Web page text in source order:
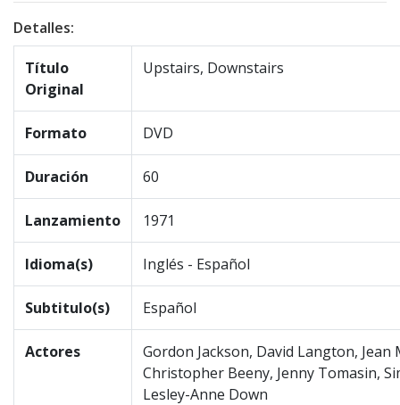
Detalles:
Título
Original
Upstairs, Downstairs
Formato DVD
Duración 60
Lanzamiento 1971
Idioma(s) Inglés - Español
Subtitulo(s) Español
Actores
Gordon Jackson, David Langton, Jean
Christopher Beeny, Jenny Tomasin,
Lesley-Anne Down